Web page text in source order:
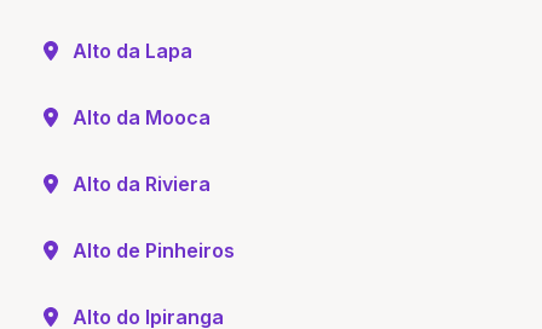
Alto da Lapa
Alto da Mooca
Alto da Riviera
Alto de Pinheiros
Alto do Ipiranga